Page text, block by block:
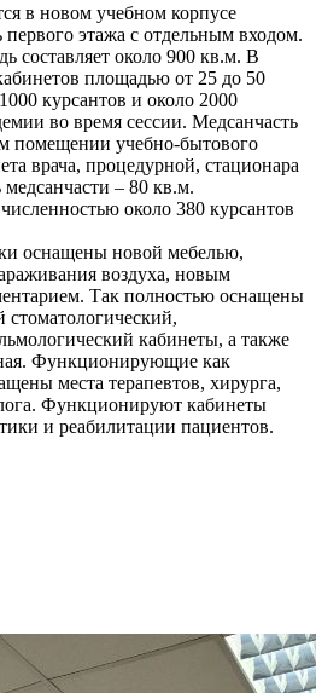
в новом учебном корпусе
этажа с отдельным входом.
составляет около 900 кв.м. В
площадью от 25 до 50
курсантов и около 2000
во время сессии. Медсанчасть
помещении учебно-бытового
врача, процедурной, стационара
– 80 кв.м.
около 380 курсантов
оснащены новой мебелью,
воздуха, новым
Так полностью оснащены
стоматологический,
кабинеты, а также
Функционирующие как
места терапевтов, хирурга,
Функционируют кабинеты
и реабилитации пациентов.